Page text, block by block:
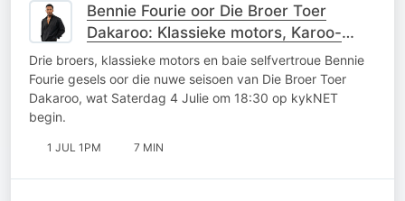
Bennie Fourie oor Die Broer Toer
Dakaroo: Klassieke motors, Karoo-
kaskenades en broerlike kompetisie
Drie broers, klassieke motors en baie selfvertroue Bennie
Fourie gesels oor die nuwe seisoen van Die Broer Toer
Dakaroo, wat Saterdag 4 Julie om 18:30 op kykNET
begin.
1 JUL 1PM 7 MIN